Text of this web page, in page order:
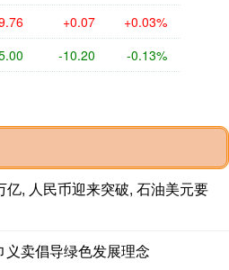
+0.07 +0.03%
-10.20 -0.13%
, 人民币迎来突破, 石油美元要
卖倡导绿色发展理念